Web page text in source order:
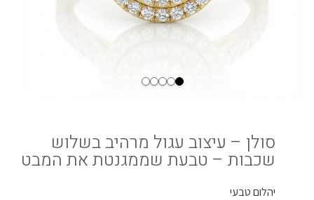
סולן – עיצוב עגול מרהיב בשלוש
שכבות – טבעת שממגנטת את המבט
יהלום טבעי